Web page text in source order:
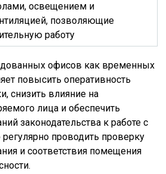
освещением и
позволяющие
работу
офисов как временных
повысить оперативность
снизить влияние на
лица и обеспечить
законодательства к работе с
проводить проверку
и соответствия помещения